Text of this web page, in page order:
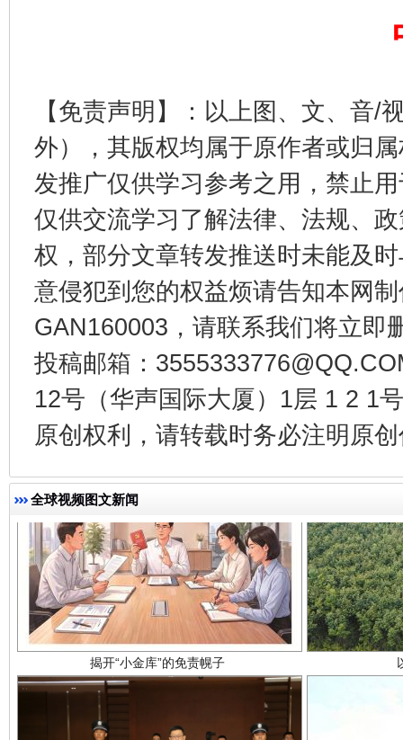
【免责声明】：以上图、文、音/
外），其版权均属于原作者或归
发推广仅供学习参考之用，禁止
仅供交流学习了解法律、法规、
权，部分文章转发推送时未能及
意侵犯到您的权益烦请告知本网
GAN160003，请联系我们将立即
投稿邮箱：
12号（华声国际大厦）1层 1 2 1
原创权利，请转载时务必注明原
全球视频图文新闻
千年窑火 生生不息
揭开“小金库”的免责幌子